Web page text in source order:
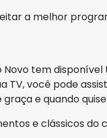
a melhor
Novo tem
TV, você pode
e quando
e clássicos do